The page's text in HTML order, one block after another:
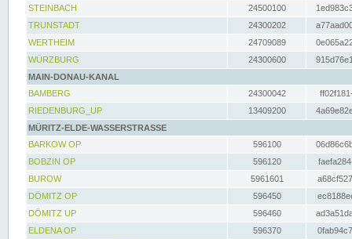
STEINBACH
24500100
TRUNSTADT
24300202
WERTHEIM
24709089
WÜRZBURG
24300600
MAIN-DONAU-KANAL
BAMBERG
24300042
RIEDENBURG_UP
13409200
MÜRITZ-ELDE-WASSERSTRASSE
BARKOW OP
596100
BOBZIN OP
596120
BUROW
5961601
DÖMITZ OP
596450
DÖMITZ UP
596460
ELDENA OP
596370